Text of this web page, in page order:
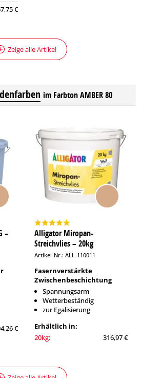
€
Zeige alle Artikel
im Farbton AMBER 80
–
€
Alligator Miropan-
Streichvlies – 20kg
Artikel-Nr.: ALL-110011
Fasernverstärkte
Zwischenbeschichtung
Spannungsarm
Wetterbeständig
zur Egalisierung
Erhältlich in:
20kg:
316,97 €